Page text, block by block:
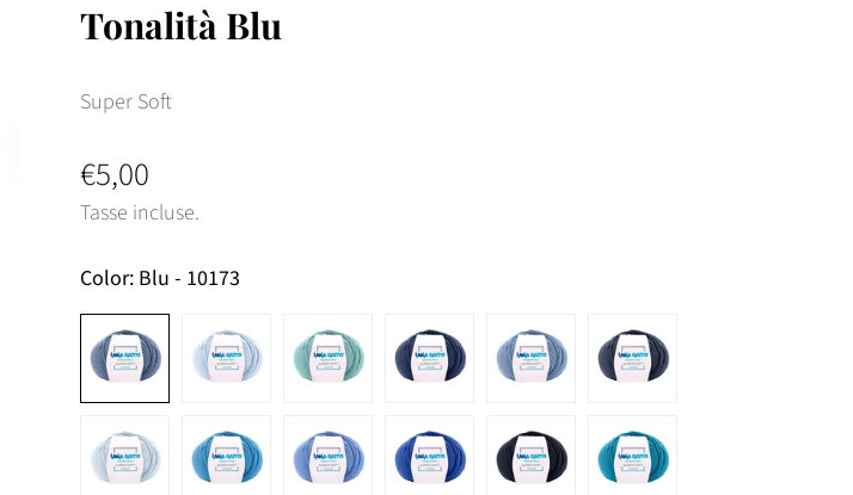
Tonalità Blu
Super Soft
Prezzo
normale
€5,00
Tasse incluse.
Color: Blu - 10173